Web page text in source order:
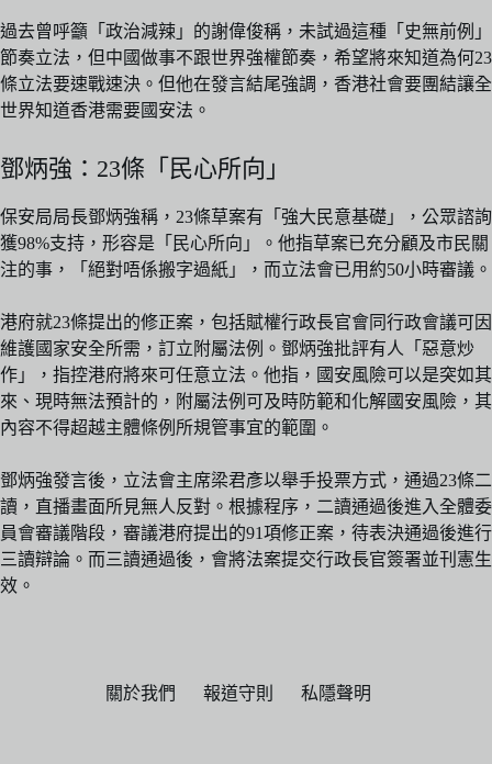
過去曾呼籲「政治減辣」的謝偉俊稱，未試過這種「史無前例」
節奏立法，但中國做事不跟世界強權節奏，希望將來知道為何23
條立法要速戰速決。但他在發言結尾強調，香港社會要團結讓全
世界知道香港需要國安法。
鄧炳強：23條「民心所向」
保安局局長鄧炳強稱，23條草案有「強大民意基礎」，公眾諮詢
獲98%支持，形容是「民心所向」。他指草案已充分顧及市民關
注的事，「絕對唔係搬字過紙」，而立法會已用約50小時審議。
港府就23條提出的修正案，包括賦權行政長官會同行政會議可因
維護國家安全所需，訂立附屬法例。鄧炳強批評有人「惡意炒
作」，指控港府將來可任意立法。他指，國安風險可以是突如其
來、現時無法預計的，附屬法例可及時防範和化解國安風險，其
內容不得超越主體條例所規管事宜的範圍。
鄧炳強發言後，立法會主席梁君彥以舉手投票方式，通過23條二
讀，直播畫面所見無人反對。根據程序，二讀通過後進入全體委
員會審議階段，審議港府提出的91項修正案，待表決通過後進行
三讀辯論。而三讀通過後，會將法案提交行政長官簽署並刊憲生
效。
關於我們 報道守則 私隱聲明